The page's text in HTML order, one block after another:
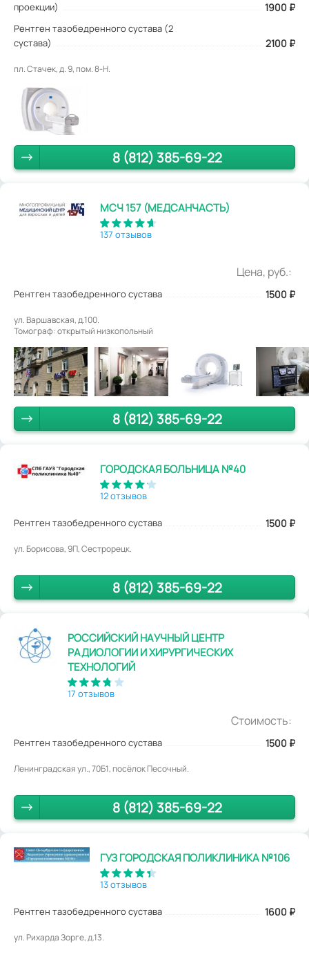
проекции)
1900 ₽
Рентген тазобедренного сустава (2
сустава)
2100 ₽
пл. Стачек, д. 9, пом. 8-Н.
8 (812) 385-69-22
МСЧ 157 (МЕДСАНЧАСТЬ)
137 отзывов
Цена, руб.:
Рентген тазобедренного сустава 1500 ₽
ул. Варшавская, д.100.
Томограф: открытый низкопольный
8 (812) 385-69-22
ГОРОДСКАЯ БОЛЬНИЦА №40
12 отзывов
Рентген тазобедренного сустава 1500 ₽
ул. Борисова, 9П, Сестрорецк.
8 (812) 385-69-22
РОССИЙСКИЙ НАУЧНЫЙ ЦЕНТР
РАДИОЛОГИИ И ХИРУРГИЧЕСКИХ
ТЕХНОЛОГИЙ
17 отзывов
Стоимость:
Рентген тазобедренного сустава 1500 ₽
Ленинградская ул., 70Б1, посёлок Песочный.
8 (812) 385-69-22
ГУЗ ГОРОДСКАЯ ПОЛИКЛИНИКА №106
13 отзывов
Рентген тазобедренного сустава 1600 ₽
ул. Рихарда Зорге, д.13.